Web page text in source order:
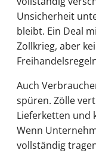
Unsicherheit
bleibt. Ein Deal
Zollkrieg, aber
Auch
spüren. Zölle
Lieferketten und
Wenn
vollständig